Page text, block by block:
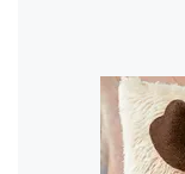
Droit de
rétractation